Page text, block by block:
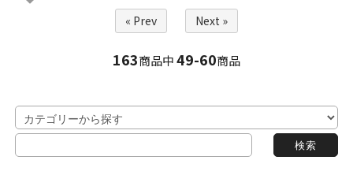
« Prev Next »
163商品中49-60商品